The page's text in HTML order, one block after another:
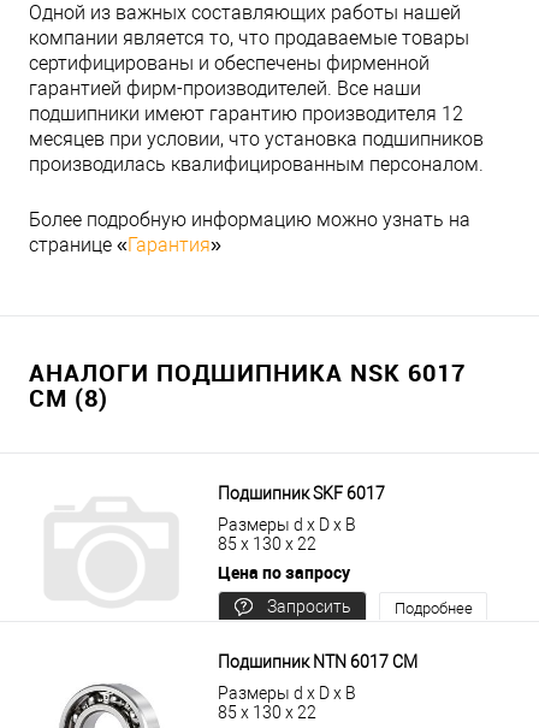
Одной из важных составляющих работы нашей
компании является то, что продаваемые товары
сертифицированы и обеспечены фирменной
гарантией фирм-производителей. Все наши
подшипники имеют гарантию производителя 12
месяцев при условии, что установка подшипников
производилась квалифицированным персоналом.
Более подробную информацию можно узнать на
странице «Гарантия»
АНАЛОГИ ПОДШИПНИКА NSK 6017
CM (8)
Подшипник SKF 6017
Размеры d x D x B
85 x 130 x 22
Цена по запросу
Запросить
Подробнее
Подшипник NTN 6017 CM
Размеры d x D x B
85 x 130 x 22